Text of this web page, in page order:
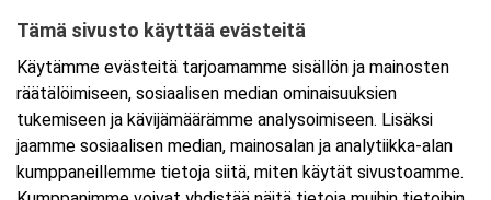
Tarkempi kartta ja ajo-ohjeet
Tämä sivusto käyttää evästeitä
Käytämme evästeitä tarjoamamme sisällön ja mainosten
räätälöimiseen, sosiaalisen median ominaisuuksien
tukemiseen ja kävijämäärämme analysoimiseen. Lisäksi
jaamme sosiaalisen median, mainosalan ja analytiikka-alan
kumppaneillemme tietoja siitä, miten käytät sivustoamme.